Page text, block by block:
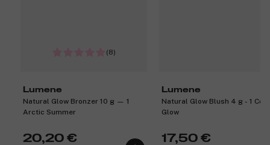
(8)
Lumene
Natural Glow Bronzer 10 g — 1
Arctic Summer
20,20 €
Lumene
Natural Glow Blush 4 g - 1
Glow
17,50 €